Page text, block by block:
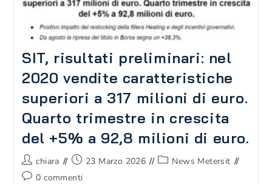
SIT, risultati preliminari: nel
2020 vendite caratteristiche
superiori a 317 milioni di euro.
Quarto trimestre in crescita
del +5% a 92,8 milioni di euro.
Autore
dell'articolo:
chiara
Articolo
pubblicato:
23 Marzo 2026
Categoria
News Metersit
Commenti
0 commenti